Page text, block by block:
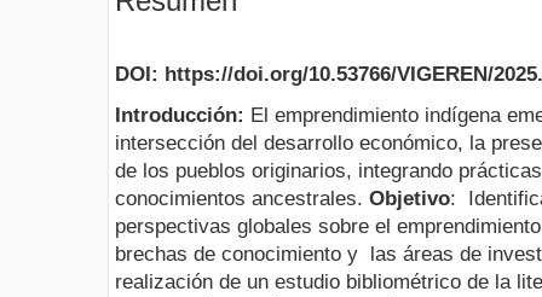
DOI: https://doi.org/10.53766/VIGEREN/
Introducción: El emprendimiento indígena
intersección del desarrollo económico, la
de los pueblos originarios, integrando
conocimientos ancestrales. Objetivo:
perspectivas globales sobre el
brechas de conocimiento y las áreas de
realización de un estudio bibliométrico de la